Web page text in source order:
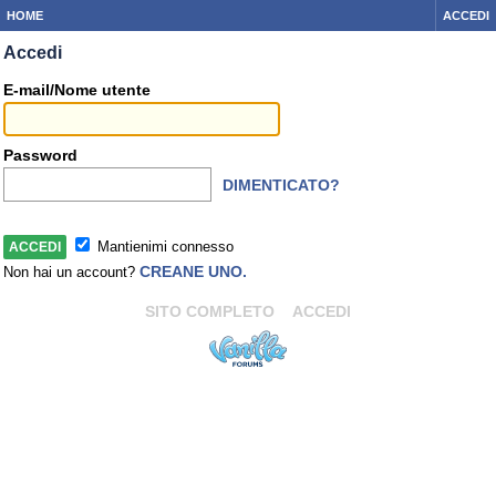
HOME ACCEDI
Accedi
E-mail/Nome utente
Password
DIMENTICATO?
Mantienimi connesso
Non hai un account? CREANE UNO.
SITO COMPLETO ACCEDI